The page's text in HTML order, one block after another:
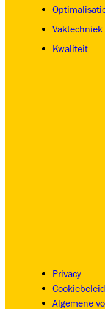
Vaktechniek
Kwaliteit
Privacy
Algemene